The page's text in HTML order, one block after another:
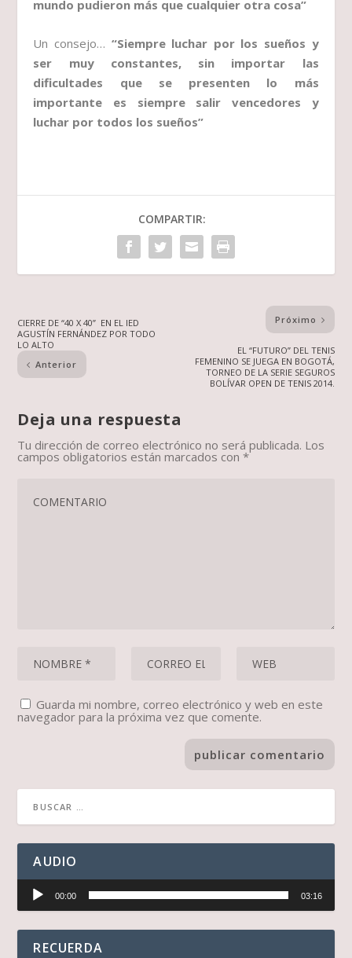
mundo pudieron más que cualquier otra cosa”
Un consejo… “Siempre luchar por los sueños y
ser muy constantes, sin importar las
dificultades que se presenten lo más
importante es siempre salir vencedores y
luchar por todos los sueños”
COMPARTIR:
CIERRE DE “40 X 40” EN EL IED
AGUSTÍN FERNÁNDEZ POR TODO
LO ALTO
Anterior
Próximo
EL “FUTURO” DEL TENIS
FEMENINO SE JUEGA EN BOGOTÁ,
TORNEO DE LA SERIE SEGUROS
BOLÍVAR OPEN DE TENIS 2014.
Deja una respuesta
Tu dirección de correo electrónico no será publicada. Los
campos obligatorios están marcados con*
Guarda mi nombre, correo electrónico y web en este
navegador para la próxima vez que comente.
AUDIO
Reproductor
audio
00:00 03:16
RECUERDA